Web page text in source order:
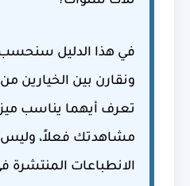
في هذا الدليل سنحسب
ونقارن بين الخيارين
تعرف أيهما يناسب
مشاهدتك فعلاً، وليس
الانطباعات المنتشرة